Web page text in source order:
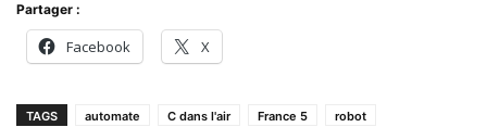
Partager :
Facebook X
TAGS automate C dans l'air France 5 robot